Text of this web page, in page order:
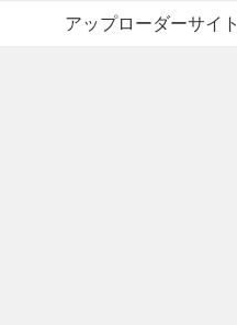
アップローダーサイト